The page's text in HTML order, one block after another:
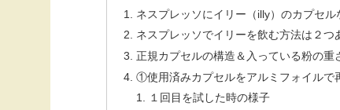
ネスプレッソにイリー（illy）のカプセル
ネスプレッソでイリーを飲む方法は２つ
正規カプセルの構造＆入っている粉の重
①使用済みカプセルをアルミフォイルで
１回目を試した時の様子